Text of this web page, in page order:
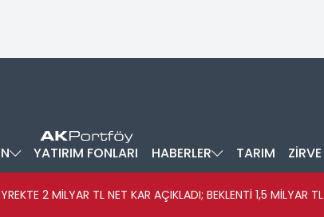
YATIRIM FONLARI HABERLER TARIM ZİRVE
2 MİLYAR TL NET KAR AÇIKLADI; BEKLENTİ 1,5 MİLYAR TL